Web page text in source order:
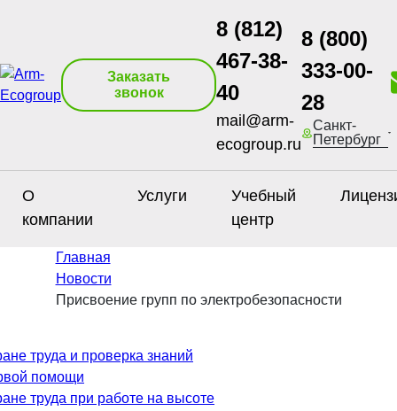
Заказать
звонок
8 (812)
467-38-
40
mail@arm-
ecogroup.ru
8 (800)
333-00-
28
Санкт-
Петербург
О
компании
Услуги
Учебный
центр
Главная
Новости
Присвоение групп по электробезопасности
труда и проверка знаний
помощи
труда при работе на высоте